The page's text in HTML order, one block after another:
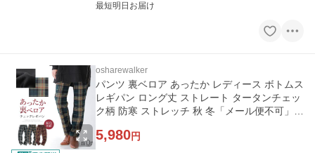
最短明日お届け
osharewalker
パンツ 裏ベロア あったか レディース ボトムス
レギパン ロング丈 ストレート タータンチェッ
ク柄 防寒 ストレッチ 秋 冬「メール便不可」
5,980円